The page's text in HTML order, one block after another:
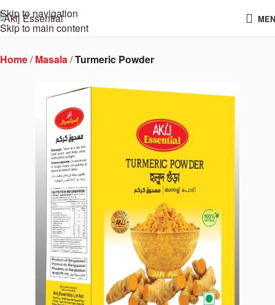
Skip to navigation
Skip to main content
Home Masala Turmeric Powder